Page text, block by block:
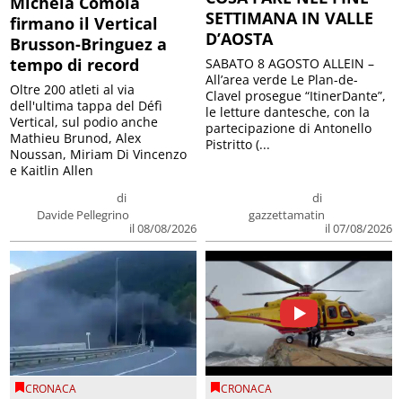
firmano il Vertical
Brusson-Bringuez a
tempo di record
di
Davide Pellegrino
il 08/08/2026
Oltre 200 atleti al via
dell'ultima tappa del Défì
Vertical, sul podio anche
Mathieu Brunod, Alex
Noussan, Miriam Di Vincenzo
e Kaitlin Allen
SETTIMANA IN VALLE
D’AOSTA
di
gazzettamatin
il 07/08/2026
SABATO 8 AGOSTO ALLEIN –
All’area verde Le Plan-de-
Clavel prosegue “ItinerDante”,
le letture dantesche, con la
partecipazione di Antonello
Pistritto (...
CRONACA CRONACA